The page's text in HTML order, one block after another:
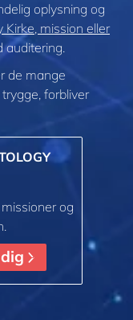
oplysning og
mission eller
auditering.
de mange
forbliver
og